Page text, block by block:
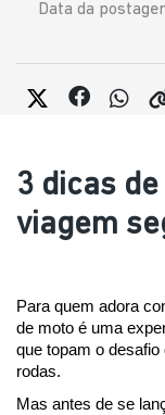
Data da
3 dicas
viagem
Para quem adora
de moto é uma
que topam o
rodas.
Mas antes de se